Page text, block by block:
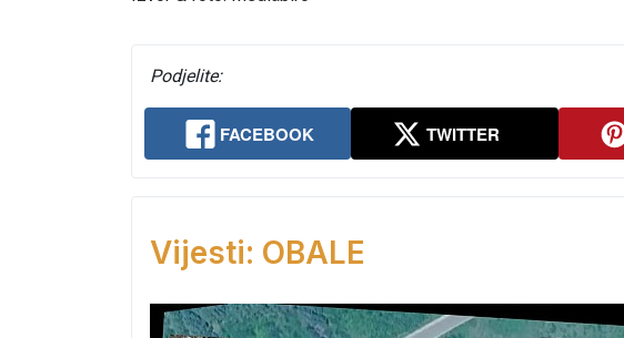
Podjelite:
FACEBOOK TWITTER
Vijesti: OBALE